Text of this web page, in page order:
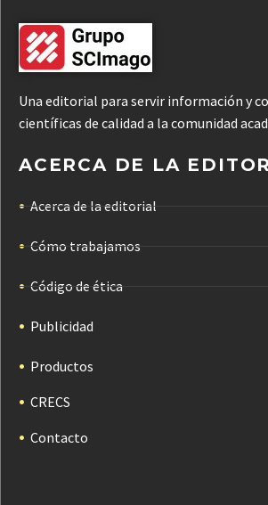
Una editorial para servir información y
científicas de calidad a la comunidad
ACERCA DE LA
Acerca de la editorial
Cómo trabajamos
Código de ética
Publicidad
Productos
CRECS
Contacto